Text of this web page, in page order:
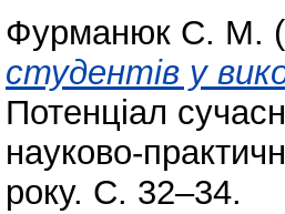
Фурманюк С. М.
студентів у
Потенціал
науково-
року. С. 32–34.